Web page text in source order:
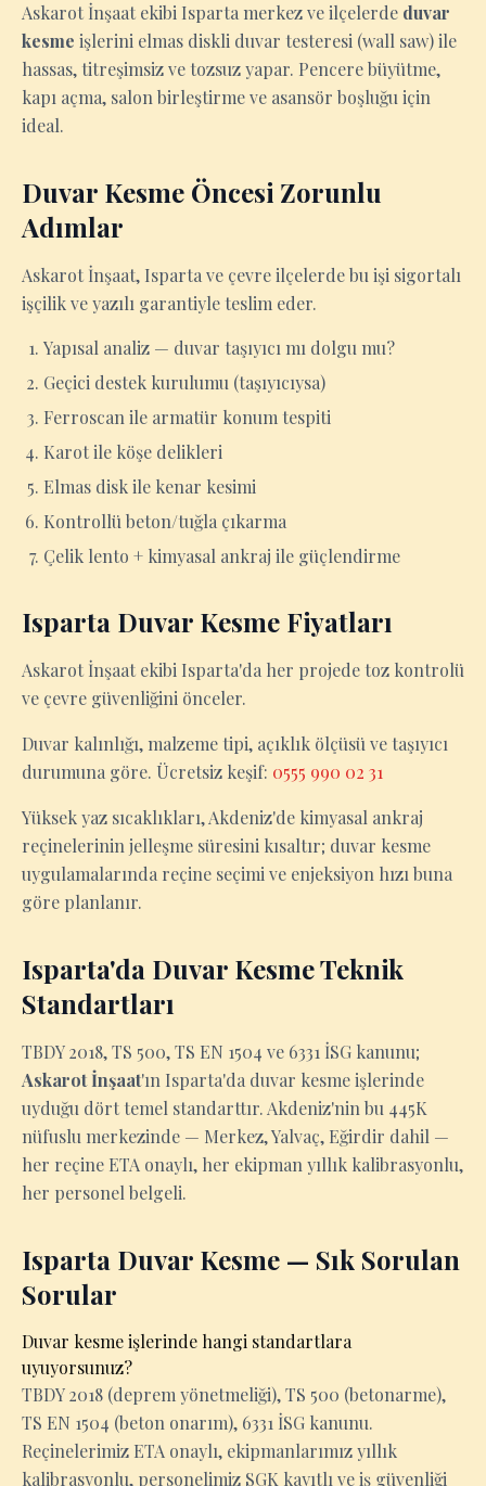
Askarot İnşaat ekibi Isparta merkez ve ilçelerde duvar
kesme işlerini elmas diskli duvar testeresi (wall saw) ile
hassas, titreşimsiz ve tozsuz yapar. Pencere büyütme,
kapı açma, salon birleştirme ve asansör boşluğu için
ideal.
Duvar Kesme Öncesi Zorunlu
Adımlar
Askarot İnşaat, Isparta ve çevre ilçelerde bu işi sigortalı
işçilik ve yazılı garantiyle teslim eder.
Yapısal analiz — duvar taşıyıcı mı dolgu mu?
Geçici destek kurulumu (taşıyıcıysa)
Ferroscan ile armatür konum tespiti
Karot ile köşe delikleri
Elmas disk ile kenar kesimi
Kontrollü beton/tuğla çıkarma
Çelik lento + kimyasal ankraj ile güçlendirme
Isparta Duvar Kesme Fiyatları
Askarot İnşaat ekibi Isparta'da her projede toz kontrolü
ve çevre güvenliğini önceler.
Duvar kalınlığı, malzeme tipi, açıklık ölçüsü ve taşıyıcı
durumuna göre. Ücretsiz keşif: 0555 990 02 31
Yüksek yaz sıcaklıkları, Akdeniz'de kimyasal ankraj
reçinelerinin jelleşme süresini kısaltır; duvar kesme
uygulamalarında reçine seçimi ve enjeksiyon hızı buna
göre planlanır.
Isparta'da Duvar Kesme Teknik
Standartları
TBDY 2018, TS 500, TS EN 1504 ve 6331 İSG kanunu;
Askarot İnşaat'ın Isparta'da duvar kesme işlerinde
uyduğu dört temel standarttır. Akdeniz'nin bu 445K
nüfuslu merkezinde — Merkez, Yalvaç, Eğirdir dahil —
her reçine ETA onaylı, her ekipman yıllık kalibrasyonlu,
her personel belgeli.
Isparta Duvar Kesme — Sık Sorulan
Sorular
Duvar kesme işlerinde hangi standartlara
uyuyorsunuz?
TBDY 2018 (deprem yönetmeliği), TS 500 (betonarme),
TS EN 1504 (beton onarım), 6331 İSG kanunu.
Reçinelerimiz ETA onaylı, ekipmanlarımız yıllık
kalibrasyonlu, personelimiz SGK kayıtlı ve iş güvenliği